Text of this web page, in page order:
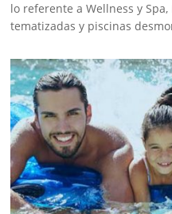
lo referente a Wellness y
tematizadas y piscinas